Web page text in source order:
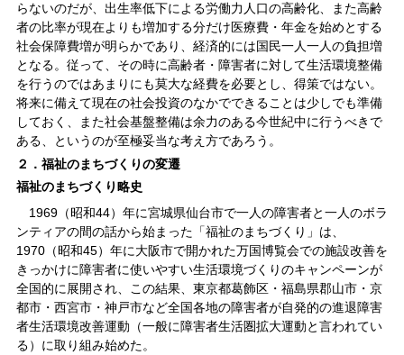
らないのだが、出生率低下による労働力人口の高齢化、また高齢
者の比率が現在よりも増加する分だけ医療費・年金を始めとする
社会保障費増が明らかであり、経済的には国民一人一人の負担増
となる。従って、その時に高齢者・障害者に対して生活環境整備
を行うのではあまりにも莫大な経費を必要とし、得策ではない。
将来に備えて現在の社会投資のなかでできることは少しでも準備
しておく、また社会基盤整備は余力のある今世紀中に行うべきで
ある、というのが至極妥当な考え方であろう。
２．福祉のまちづくりの変遷
福祉のまちづくり略史
1969（昭和44）年に宮城県仙台市で一人の障害者と一人のボラ
ンティアの間の話から始まった「福祉のまちづくり」は、
1970（昭和45）年に大阪市で開かれた万国博覧会での施設改善を
きっかけに障害者に使いやすい生活環境づくりのキャンペーンが
全国的に展開され、この結果、東京都葛飾区・福島県郡山市・京
都市・西宮市・神戸市など全国各地の障害者が自発的の進退障害
者生活環境改善運動（一般に障害者生活圏拡大運動と言われてい
る）に取り組み始めた。